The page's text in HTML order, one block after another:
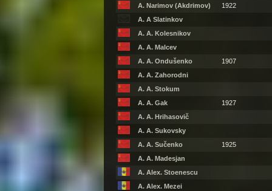
A. Narimov (Akdrimov)
1922
A. A Slatinkov
A. A. Kolesnikov
A. A. Malcev
A. A. Ondušenko
1907
A. A. Zahorodni
A. A. Stokum
A. A. Gak
1927
A. A. Hrihasovič
A. A. Sukovsky
A. A. Sučenko
1925
A. A. Madesjan
A. Alex. Stoenescu
A. Alex. Mezei